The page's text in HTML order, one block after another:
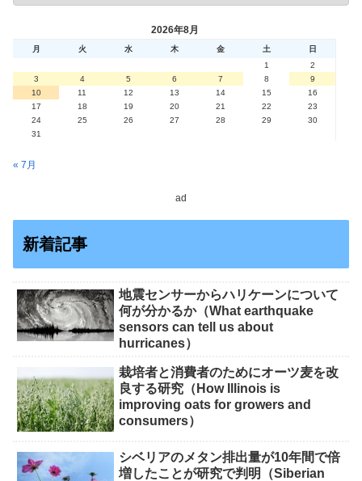
2026年8月
月 火 水 木 金 土
日
1
2
3
4 5 6 7 8
9
10
11 12 13 14 15
16
17
18 19 20 21 22
23
24
25 26 27 28 29
30
31
« 7月
ad
新着記事
地震センサーからハリケーンについて
何が分かるか（What earthquake
sensors can tell us about
hurricanes）
栽培者と消費者のためにオーツ麦を改
良する研究（How Illinois is
improving oats for growers and
consumers）
シベリアのメタン排出量が10年間で倍
増したことが研究で判明（Siberian